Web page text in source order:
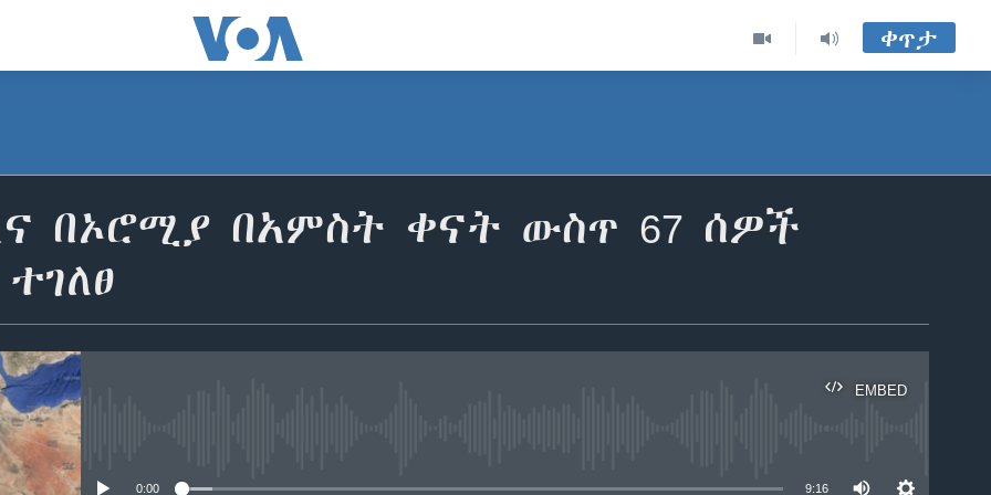
ቀጥታ
በኦሮሚያ በአምስት ቀናት ውስጥ 67 ሰዎች
EMBED
0:00 9:16